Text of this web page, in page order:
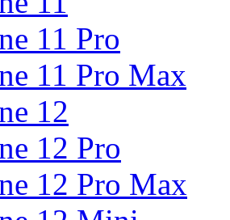
11 Pro
11 Pro Max
12
12 Pro
12 Pro Max